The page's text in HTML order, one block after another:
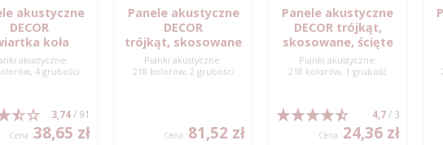
akustyczne
DECOR
koła
akustyczne:
4 grubości
3,74/ 91
Cena :38,65 zł
Panele akustyczne
DECOR
trójkąt, skosowane
Pianki akustyczne:
218 kolorów, 2 grubości
Cena :81,52 zł
Panele akustyczne
DECOR trójkąt,
skosowane, ścięte
Pianki akustyczne:
218 kolorów, 1 grubość
4,7/ 3
Cena :24,36 zł